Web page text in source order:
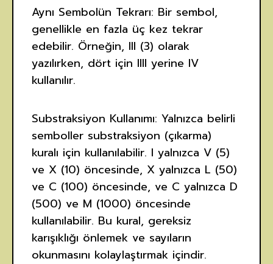
Aynı Sembolün Tekrarı: Bir sembol,
genellikle en fazla üç kez tekrar
edebilir. Örneğin, III (3) olarak
yazılırken, dört için IIII yerine IV
kullanılır.
Substraksiyon Kullanımı: Yalnızca belirli
semboller substraksiyon (çıkarma)
kuralı için kullanılabilir. I yalnızca V (5)
ve X (10) öncesinde, X yalnızca L (50)
ve C (100) öncesinde, ve C yalnızca D
(500) ve M (1000) öncesinde
kullanılabilir. Bu kural, gereksiz
karışıklığı önlemek ve sayıların
okunmasını kolaylaştırmak içindir.